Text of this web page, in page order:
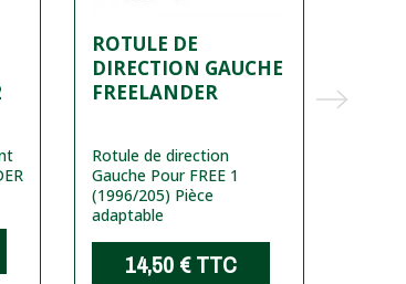
ROTULE DE
DIRECTION GAUCHE
FREELANDER
Rotule de direction
Gauche Pour FREE 1
(1996/205) Pièce
adaptable
14,50 €TTC